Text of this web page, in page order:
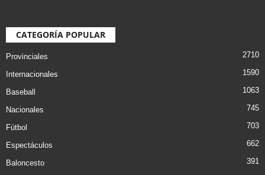
CATEGORÍA POPULAR
Provinciales 2710
Internacionales 1590
Baseball 1063
Nacionales 745
Fútbol 703
Espectáculos 662
Baloncesto 391